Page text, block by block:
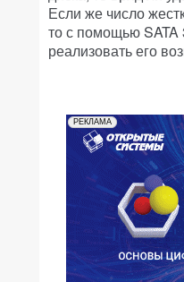
Если же число
то с помощью SATA
реализовать его
РЕКЛАМА